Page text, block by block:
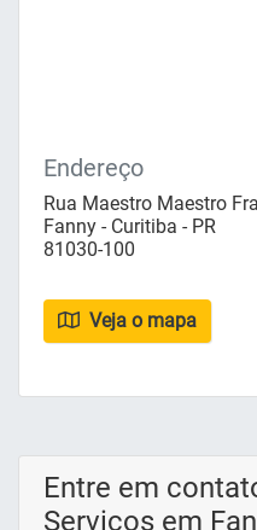
Endereço
Rua Maestro Maestro
Fanny - Curitiba - PR
81030-100
Veja o mapa
Entre em
Serviços em